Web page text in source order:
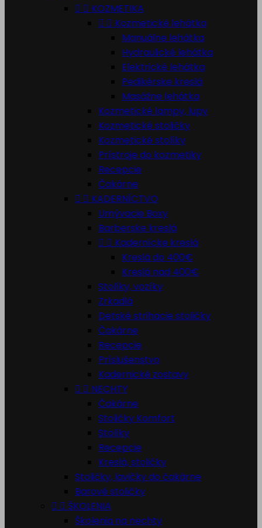
  KOZMETIKA
  Kozmetické lehátka
Manuálne lehátka
Hydraulické lehátka
Elektrické lehátka
Pedikérske kreslá
Masážne lehátka
Kozmetické lampy, lupy
Kozmetické stoličky
Kozmetické stolíky
Prístroje do kozmetiky
Recepcie
Čakárne
  KADERNÍCTVO
Umývacie Boxy
Barberske kreslá
  Kadernícke kreslá
Kreslá do 400€
Kreslá nad 400€
Stolíky, vozíky
Zrkadlá
Detské strihacie stoličky
Čakárne
Recepcie
Príslušenstvo
Kadernické zostavy
  NECHTY
Čakárne
Stoličky Komfort
Stolíky
Recepcie
Kreslá, stoličky
Stoličky, lavičky do čakárne
Barové stoličky
  ŠKOLENIA
Školenia na nechty